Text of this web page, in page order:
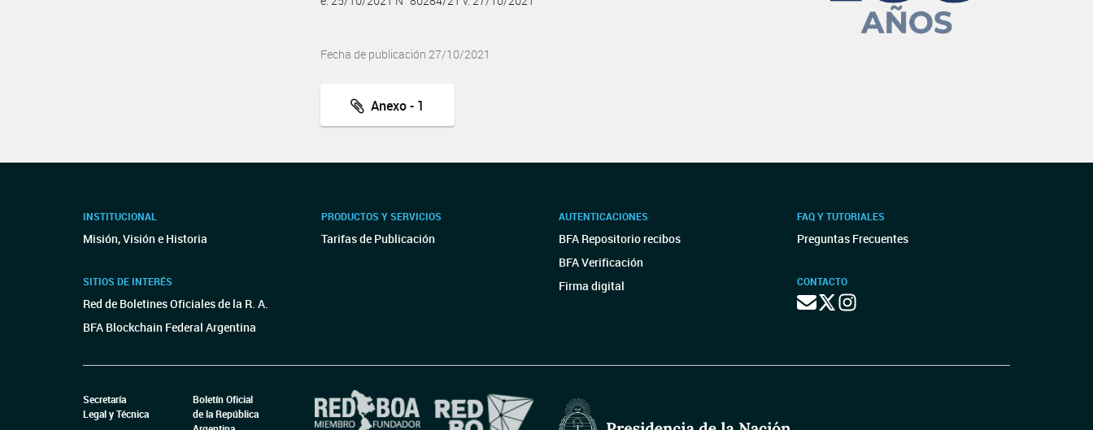
Fecha de publicación 27/10/2021
Anexo - 1
INSTITUCIONAL
Misión, Visión e Historia
SITIOS DE INTERÉS
Red de Boletines Oficiales de la R. A.
BFA Blockchain Federal Argentina
PRODUCTOS Y SERVICIOS
Tarifas de Publicación
AUTENTICACIONES
BFA Repositorio recibos
BFA Verificación
Firma digital
FAQ Y TUTORIALES
Preguntas Frecuentes
CONTACTO
Secretaría
Legal y Técnica
Boletín Oficial
de la República